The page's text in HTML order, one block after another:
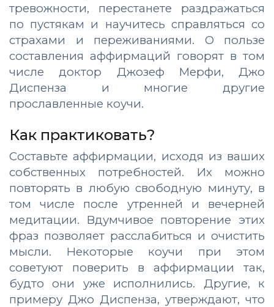
тревожности, перестанете раздражаться
по пустякам и научитесь справляться со
страхами и переживаниями. О пользе
составления аффирмаций говорят в том
числе доктор Джозеф Мерфи, Джо
Диспенза и многие другие
прославленные коучи.
Как практиковать?
Составьте аффирмации, исходя из ваших
собственных потребностей. Их можно
повторять в любую свободную минуту, в
том числе после утренней и вечерней
медитации. Вдумчивое повторение этих
фраз позволяет расслабиться и очистить
мысли. Некоторые коучи при этом
советуют поверить в аффирмации так,
будто они уже исполнились. Другие, к
примеру Джо Диспенза, утверждают, что